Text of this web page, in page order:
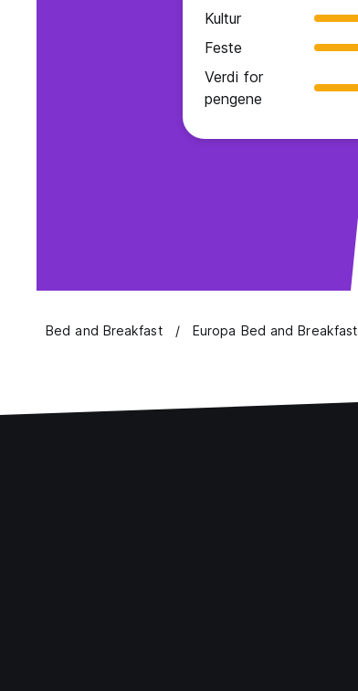
Kultur
Feste
Verdi for
pengene
Bed and Breakfast Europa Bed and Breakfast